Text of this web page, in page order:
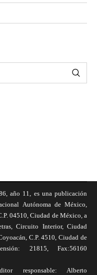
año 11, es una publicación
Autónoma de México,
04510, Ciudad de México, a
Circuito Interior, Ciudad
C.P. 4510, Ciudad de
21815, Fax:56160
responsable: Alberto